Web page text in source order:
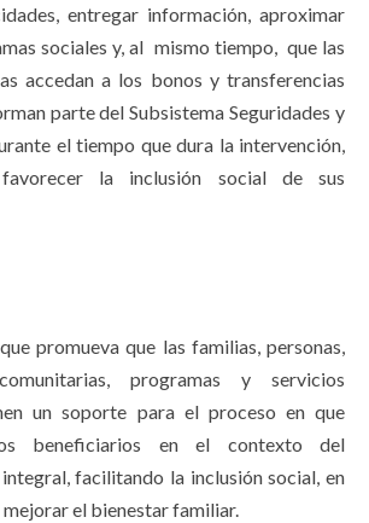
entregar información, aproximar
sociales y, al mismo tiempo, que las
accedan a los bonos y transferencias
parte del Subsistema Seguridades y
el tiempo que dura la intervención,
la inclusión social de sus
promueva que las familias, personas,
programas y servicios
un soporte para el proceso en que
beneficiarios en el contexto del
facilitando la inclusión social, en
el bienestar familiar.